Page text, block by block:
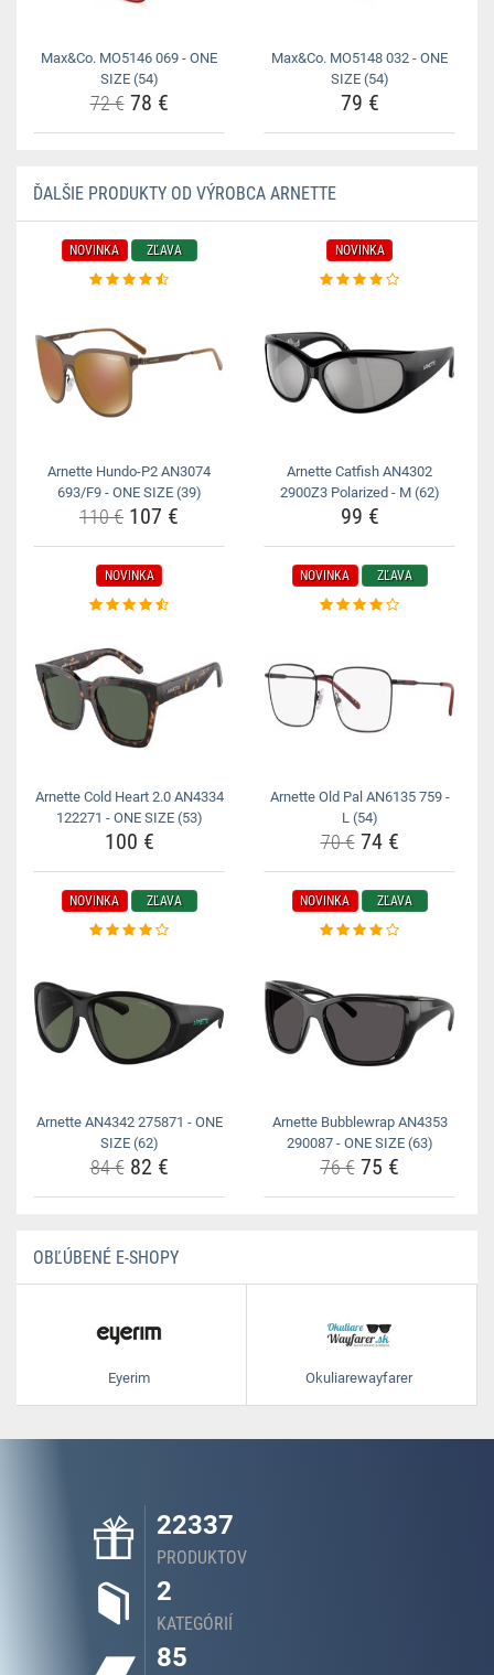
Max&Co. MO5146 069 - ONE
SIZE (54)
72 €78 €
Max&Co. MO5148 032 - ONE
SIZE (54)
79 €
ĎALŠIE PRODUKTY OD VÝROBCA ARNETTE
NOVINKA ZĽAVA
Arnette Hundo-P2 AN3074
693/F9 - ONE SIZE (39)
110 € 107 €
NOVINKA
Arnette Catfish AN4302
2900Z3 Polarized - M (62)
99 €
NOVINKA
Arnette Cold Heart 2.0 AN4334
122271 - ONE SIZE (53)
100 €
NOVINKA ZĽAVA
Arnette Old Pal AN6135 759 -
L (54)
70 €74 €
NOVINKA ZĽAVA
Arnette AN4342 275871 - ONE
SIZE (62)
84 €82 €
NOVINKA ZĽAVA
Arnette Bubblewrap AN4353
290087 - ONE SIZE (63)
76 €75 €
OBĽÚBENÉ E-SHOPY
Eyerim Okuliarewayfarer
22337
PRODUKTOV
2
KATEGÓRIÍ
85